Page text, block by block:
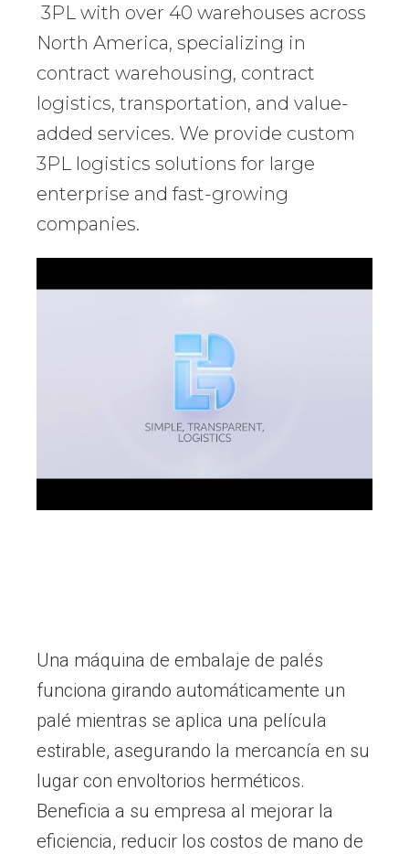
3PL with over 40 warehouses across
North America, specializing in
contract warehousing, contract
logistics, transportation, and value-
added services. We provide custom
3PL logistics solutions for large
enterprise and fast-growing
companies.
Una máquina de embalaje de palés
funciona girando automáticamente un
palé mientras se aplica una película
estirable, asegurando la mercancía en su
lugar con envoltorios herméticos.
Beneficia a su empresa al mejorar la
eficiencia, reducir los costos de mano de